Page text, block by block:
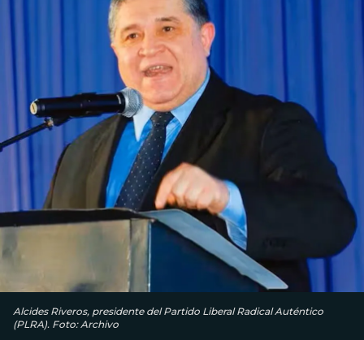
Alcides Riveros, presidente del Partido Liberal Radical Auténtico
(PLRA). Foto: Archivo